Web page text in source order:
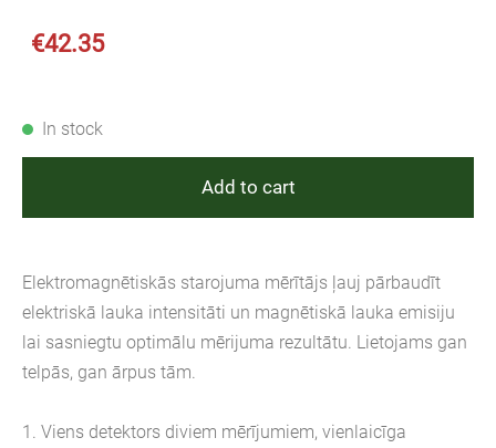
€42.35
In stock
Add to cart
Elektromagnētiskās starojuma mērītājs ļauj pārbaudīt
elektriskā lauka intensitāti un magnētiskā lauka emisiju
lai sasniegtu optimālu mērijuma rezultātu. Lietojams gan
telpās, gan ārpus tām.
1. Viens detektors diviem mērījumiem, vienlaicīga